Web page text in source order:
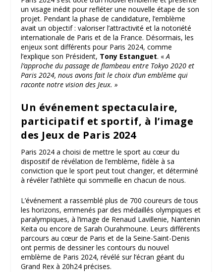
un visage inédit pour refléter une nouvelle étape de son
projet. Pendant la phase de candidature, l’emblème
avait un objectif : valoriser l’attractivité et la notoriété
internationale de Paris et de la France. Désormais, les
enjeux sont différents pour Paris 2024, comme
l’explique son Président, Tony Estanguet. «A
l’approche du passage de flambeau entre Tokyo 2020 et
Paris 2024, nous avons fait le choix d’un emblème qui
raconte notre vision des Jeux. »
Un événement spectaculaire,
participatif et sportif, à l’image
des Jeux de Paris 2024
Paris 2024 a choisi de mettre le sport au cœur du
dispositif de révélation de l’emblème, fidèle à sa
conviction que le sport peut tout changer, et déterminé
à révéler l’athlète qui sommeille en chacun de nous.
L’événement a rassemblé plus de 700 coureurs de tous
les horizons, emmenés par des médaillés olympiques et
paralympiques, à l’image de Renaud Lavillenie, Nantenin
Keita ou encore de Sarah Ourahmoune. Leurs différents
parcours au cœur de Paris et de la Seine-Saint-Denis
ont permis de dessiner les contours du nouvel
emblème de Paris 2024, révélé sur l’écran géant du
Grand Rex à 20h24 précises.